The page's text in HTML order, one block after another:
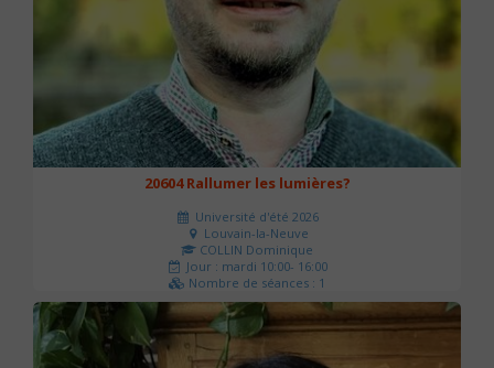
20604 Rallumer les lumières?
Université d'été 2026
Louvain-la-Neuve
COLLIN Dominique
Jour : mardi 10:00- 16:00
Nombre de séances : 1
60 €